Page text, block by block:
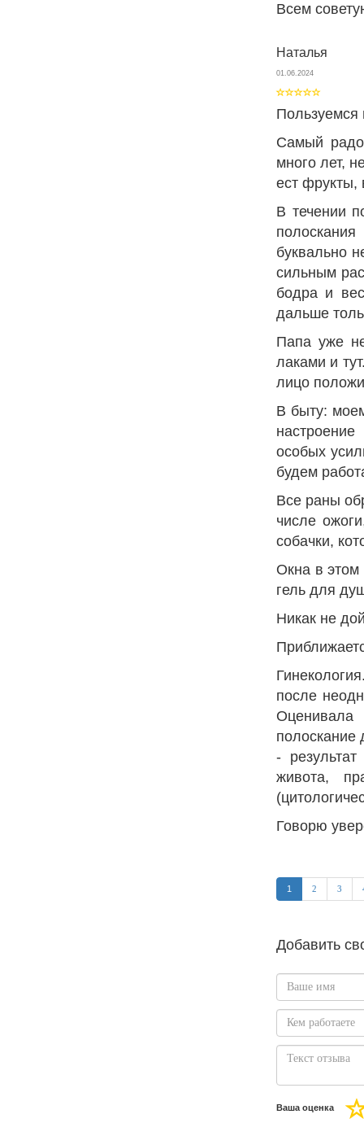
Всем
Наталья
01.06.2024
Пользуемся
Самый
много лет,
ест фрукты,
В течении
буквально
сильным
бодра и
дальше
Папа уже
лаками и
лицо
В быту:
особых
будем
Все раны
числе
собачки,
Окна в этом
гель для
Никак не
после
полоскание
-
живота,
Говорю
1 2 3
Добавить
Ваша оценка